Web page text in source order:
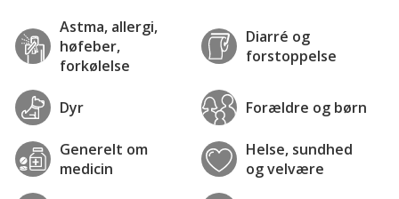
Astma, allergi,
høfeber,
forkølelse
Diarré og
forstoppelse
Dyr Forældre og børn
Generelt om
medicin
Helse, sundhed
og velvære